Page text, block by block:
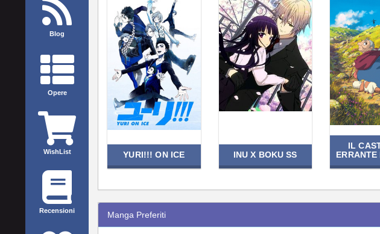
Blog
Opere
WishList
Recensioni
YURI!!! ON ICE INU X BOKU SS
IL
ERRANTE
Manga Preferiti